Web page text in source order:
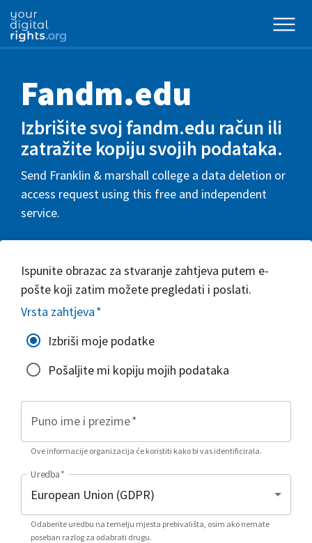
Fandm.edu
Izbrišite svoj fandm.edu račun ili
zatražite kopiju svojih podataka.
Send Franklin & marshall college a data deletion or
access request using this free and independent
service.
Ispunite obrazac za stvaranje zahtjeva putem e-
pošte koji zatim možete pregledati i poslati.
Vrsta zahtjeva*
Izbriši moje podatke
Pošaljite mi kopiju mojih podataka
Puno ime i prezime*
Ove informacije organizacija će koristiti kako bi vas identificirala.
Uredba*
Odaberite uredbu na temelju mjesta prebivališta, osim ako nemate
poseban razlog za odabrati drugu.